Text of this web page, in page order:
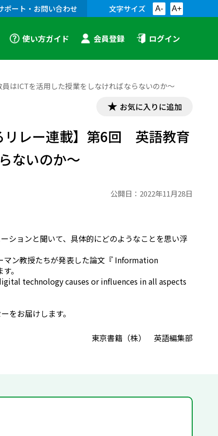
ポート・お問い合わせ 文字サイズ A- A+
使い方ガイド 会員登録 ログイン
はICTを活用した授業をしなければならないのか～
お気に入りに追加
リレー連載】第6回 英語教育
ないのか～
公開日： 2022年11月28日
ションと聞いて、具体的にどのようなことを思い浮
マン教授たちが発表した論文『 Information
。
technology causes or influences in all aspects
をお届けします。
東京書籍（株） 英語編集部